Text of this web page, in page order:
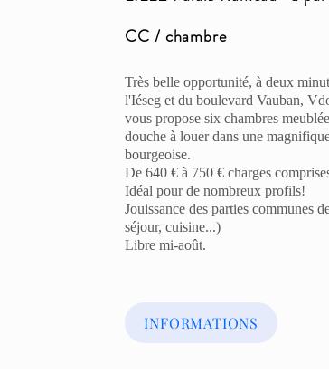
CC / chambre
Très belle opportunité, à deux
l'Iéseg et du boulevard Vauban,
vous propose six chambres
douche à louer dans une
bourgeoise.
De 640 € à 750 € charges
Idéal pour de nombreux profils!
Jouissance des parties communes
séjour, cuisine...)
Libre mi-août.
INFORMATIONS